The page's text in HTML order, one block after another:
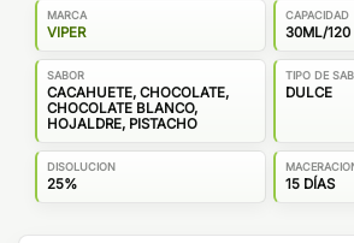
MARCA
VIPER
CAPACIDAD
30ML/120
SABOR
CACAHUETE, CHOCOLATE,
CHOCOLATE BLANCO,
HOJALDRE, PISTACHO
TIPO DE
DULCE
DISOLUCION
25% 15 DÍAS